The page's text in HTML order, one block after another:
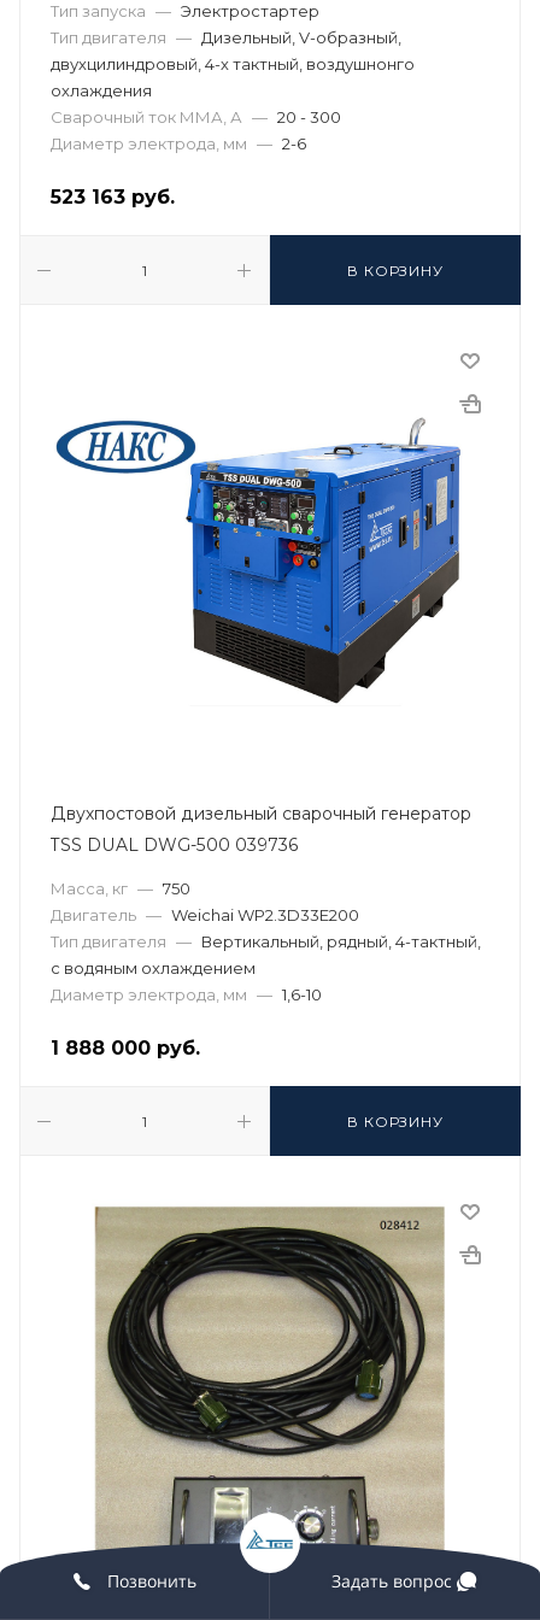
Тип запуска — Электростартер
Тип двигателя — Дизельный, V-образный,
двухцилиндровый, 4-х тактный, воздушнонго
охлаждения
Сварочный ток ММА, А — 20 - 300
Диаметр электрода, мм — 2-6
523 163 руб.
В КОРЗИНУ
Двухпостовой дизельный сварочный генератор
TSS DUAL DWG-500 039736
Масса, кг — 750
Двигатель — Weichai WP2.3D33E200
Тип двигателя — Вертикальный, рядный, 4-тактный,
с водяным охлаждением
Диаметр электрода, мм — 1,6-10
1 888 000 руб.
В КОРЗИНУ
Позвонить Задать вопрос